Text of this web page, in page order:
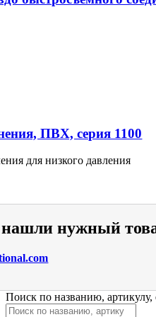
ПВХ, серия 1100
для низкого давления
нужный
Поиск по названию, артикулу,